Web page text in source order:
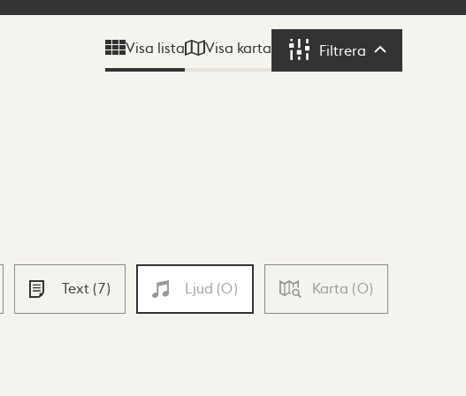
Visa lista Visa karta Filtrera Filtrera
Text (7) Ljud (0) Karta (0)